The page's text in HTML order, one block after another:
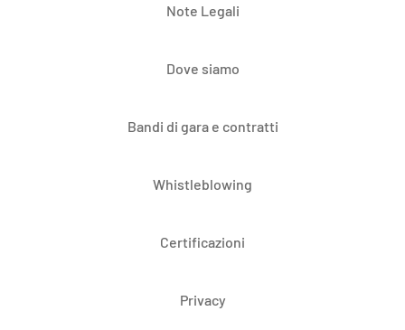
Note Legali
Dove siamo
Bandi di gara e contratti
Whistleblowing
Certificazioni
Privacy